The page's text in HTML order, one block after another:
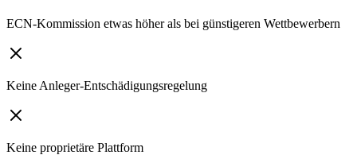
ECN-Kommission etwas höher als bei günstigeren Wettbewerbern
Keine Anleger-Entschädigungsregelung
Keine proprietäre Plattform